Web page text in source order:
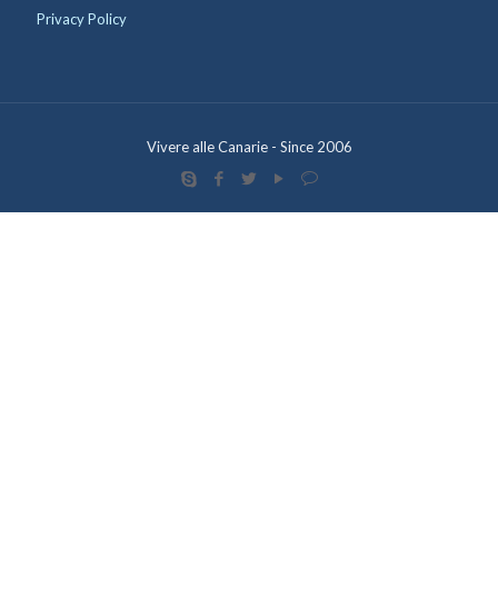
Privacy Policy
Vivere alle Canarie - Since 2006